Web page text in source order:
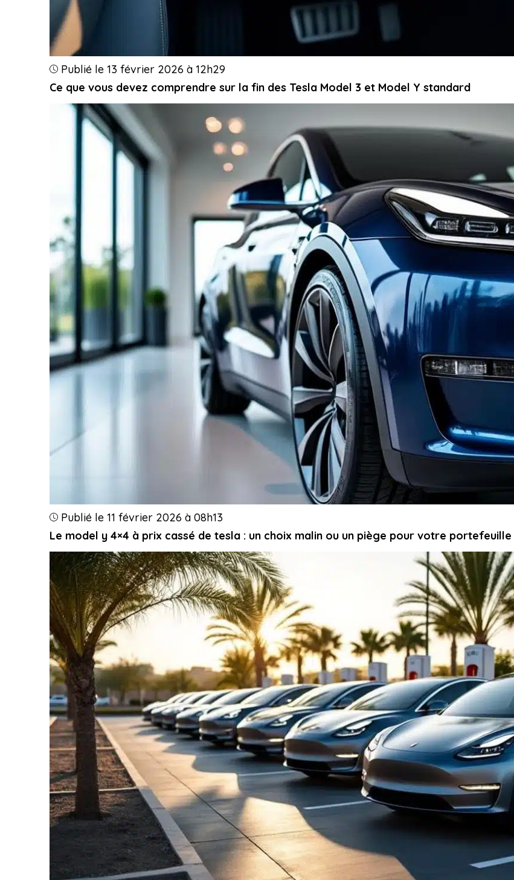
Ce que vous devez comprendre sur la fin des Tesla Model 3 et Model Y standard
Publié le 13 février 2026 à 12h29
Le model y 4×4 à prix cassé de tesla : un choix malin ou un piège pour votre portefeuille
Publié le 11 février 2026 à 08h13